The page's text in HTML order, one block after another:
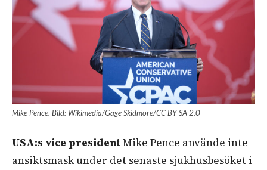
Mike Pence. Bild: Wikimedia/Gage Skidmore/CC BY-SA 2.0
USA:s vice presidentMike Pence använde inte
ansiktsmask under det senaste sjukhusbesöket i